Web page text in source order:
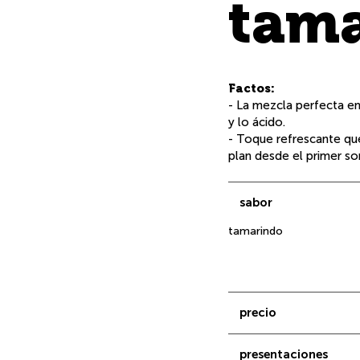
Factos:
- La mezcla perfecta
y lo ácido.
- Toque refrescante
plan desde el primer
sabor
tamarindo
precio
presentaciones